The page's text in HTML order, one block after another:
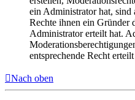
ein Administrator hat, sind
Rechte ihnen ein Gründer
Administrator erteilt hat.
entsprechende Recht
Nach oben